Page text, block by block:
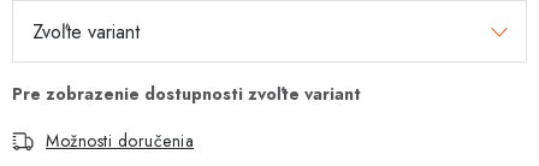
Možnosti doručenia